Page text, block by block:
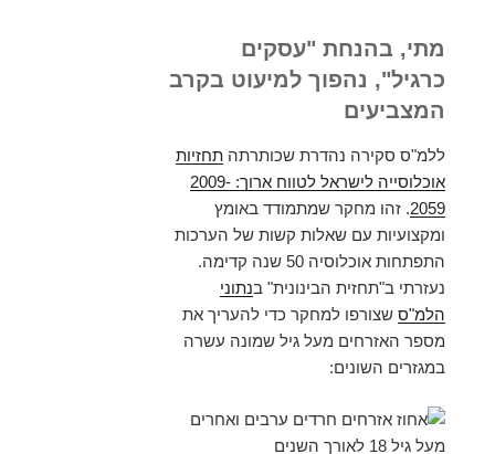
מתי, בהנחת "עסקים
כרגיל", נהפוך למיעוט בקרב
המצביעים
ללמ"ס סקירה נהדרת שכותרתה תחזיות
אוכלוסייה לישראל לטווח ארוך: 2009-
2059. זהו מחקר שמתמודד באומץ
ומקצועיות עם שאלות קשות של הערכות
התפתחות אוכלוסיה 50 שנה קדימה.
נעזרתי ב"תחזית הבינונית" בנתוני
הלמ"ס שצורפו למחקר כדי להעריך את
מספר האזרחים מעל גיל שמונה עשרה
במגזרים השונים: